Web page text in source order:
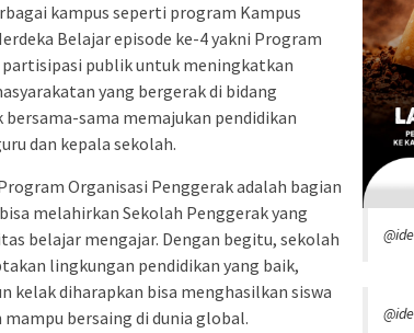
kampus seperti program Kampus
Belajar episode ke-4 yakni Program
publik untuk meningkatkan
yang bergerak di bidang
sama memajukan pendidikan
dan kepala sekolah.
Organisasi Penggerak adalah bagian
melahirkan Sekolah Penggerak yang
belajar mengajar. Dengan begitu, sekolah
lingkungan pendidikan yang baik,
kelak diharapkan bisa menghasilkan siswa
bersaing di dunia global.